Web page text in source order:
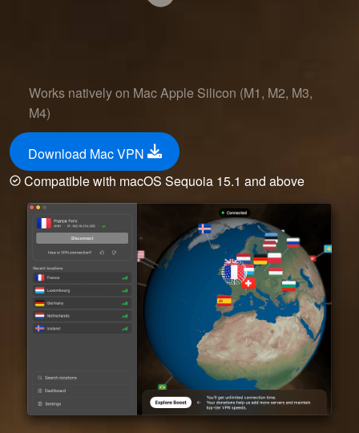
Works natively on Mac Apple Silicon (M1, M2, M3,
M4)
Download Mac VPN
Compatible with macOS Sequoia 15.1 and above